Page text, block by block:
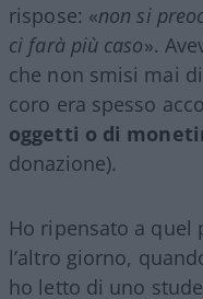
rispose: «non si
ci farà più caso».
che non smisi mai
coro era spesso
oggetti o di
donazione).
Ho ripensato a quel
l’altro giorno,
ho letto di uno